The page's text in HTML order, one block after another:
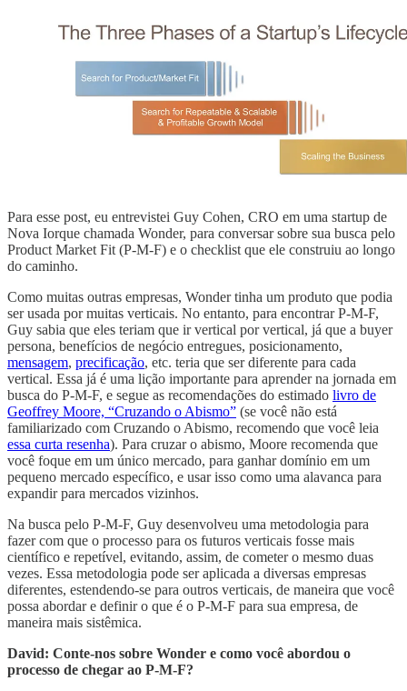
Para esse post, eu entrevistei Guy Cohen, CRO em uma startup de
Nova Iorque chamada Wonder, para conversar sobre sua busca pelo
Product Market Fit (P-M-F) e o checklist que ele construiu ao longo
do caminho.
Como muitas outras empresas, Wonder tinha um produto que podia
ser usada por muitas verticais. No entanto, para encontrar P-M-F,
Guy sabia que eles teriam que ir vertical por vertical, já que a buyer
persona, benefícios de negócio entregues, posicionamento,
mensagem, precificação, etc. teria que ser diferente para cada
vertical. Essa já é uma lição importante para aprender na jornada em
busca do P-M-F, e segue as recomendações do estimado livro de
Geoffrey Moore, “Cruzando o Abismo” (se você não está
familiarizado com Cruzando o Abismo, recomendo que você leia
essa curta resenha). Para cruzar o abismo, Moore recomenda que
você foque em um único mercado, para ganhar domínio em um
pequeno mercado específico, e usar isso como uma alavanca para
expandir para mercados vizinhos.
Na busca pelo P-M-F, Guy desenvolveu uma metodologia para
fazer com que o processo para os futuros verticais fosse mais
científico e repetível, evitando, assim, de cometer o mesmo duas
vezes. Essa metodologia pode ser aplicada a diversas empresas
diferentes, estendendo-se para outros verticais, de maneira que você
possa abordar e definir o que é o P-M-F para sua empresa, de
maneira mais sistêmica.
David: Conte-nos sobre Wonder e como você abordou o
processo de chegar ao P-M-F?